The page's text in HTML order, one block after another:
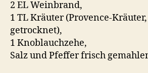
2 EL Weinbrand,
1 TL Kräuter (Provence-
getrocknet),
1 Knoblauchzehe,
Salz und Pfeffer frisch